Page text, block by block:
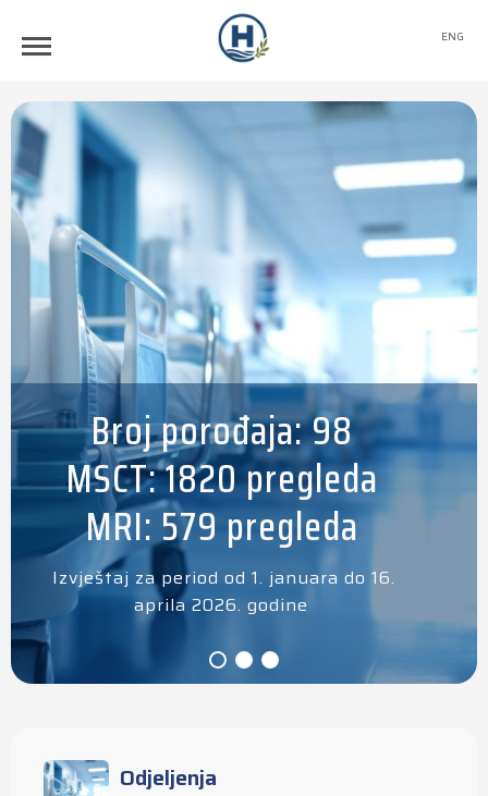
ENG
Broj porođaja: 98
MSCT: 1820 pregleda
MRI: 579 pregleda
Izvještaj za period od 1. januara do 16.
aprila 2026. godine
Odjeljenja